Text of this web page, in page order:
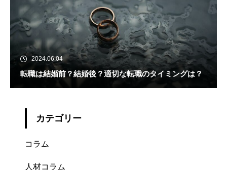
2024.06.04
転職は結婚前？結婚後？適切な転職のタイミングは？
カテゴリー
コラム
人材コラム